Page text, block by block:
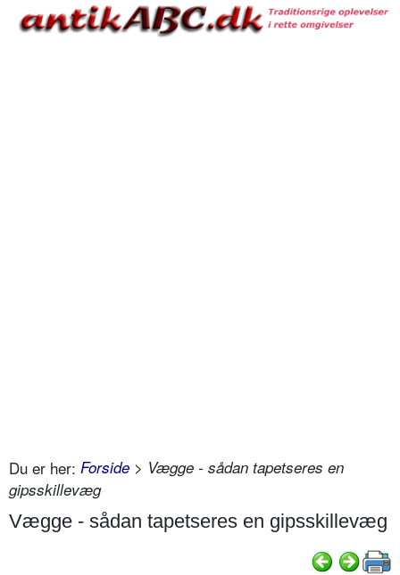
Du er her: Forside > Vægge - sådan tapetseres en
gipsskillevæg
Vægge - sådan tapetseres en gipsskillevæg